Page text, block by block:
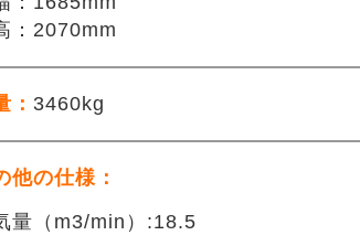
：2070mm
： 3460kg
他の仕様：
量（m3/min）:18.5